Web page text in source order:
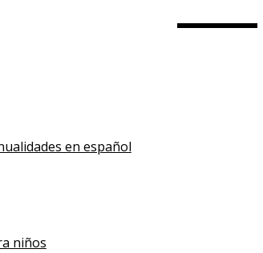
en español
niños